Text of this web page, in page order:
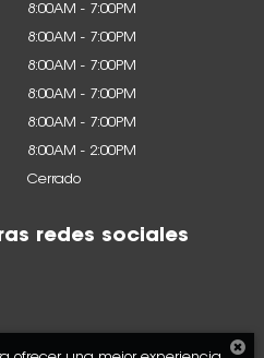
8:00AM - 7:00PM
8:00AM - 7:00PM
8:00AM - 7:00PM
8:00AM - 7:00PM
8:00AM - 7:00PM
8:00AM - 2:00PM
Cerrado
redes sociales